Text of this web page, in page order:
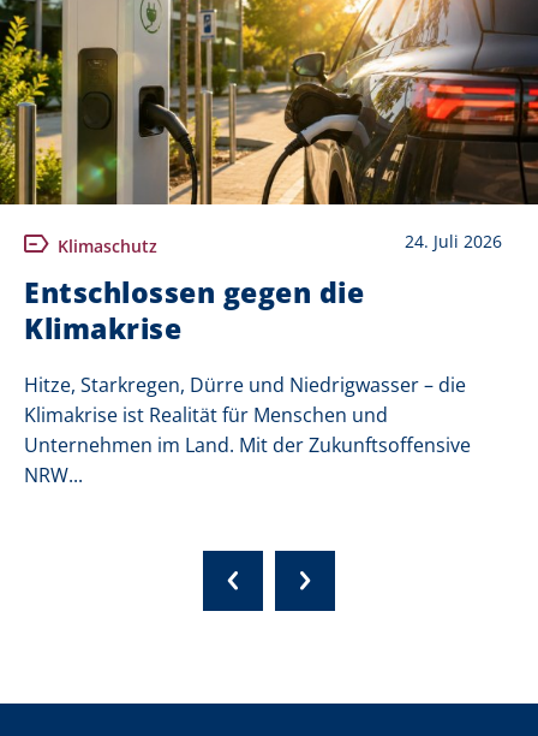
Klimaschutz 24. Juli 2026
Entschlossen gegen die
Klimakrise
Hitze, Starkregen, Dürre und Niedrigwasser – die
Klimakrise ist Realität für Menschen und
Unternehmen im Land. Mit der Zukunftsoffensive
NRW...